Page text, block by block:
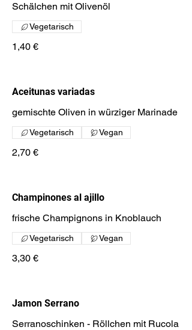
Schälchen mit Olivenöl
1,40 €
Vegetarisch
Aceitunas variadas
gemischte Oliven in würziger Marinade
2,70 €
Vegetarisch Vegan
Champinones al ajillo
frische Champignons in Knoblauch
3,30 €
Vegetarisch Vegan
Jamon Serrano
Serranoschinken - Röllchen mit Rucola